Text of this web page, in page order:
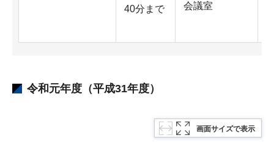
40分まで
会議室
令和元年度（平成31年度）
画面サイズで表示